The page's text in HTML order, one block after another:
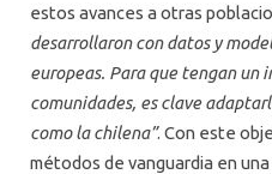
estos avances a otras
desarrollaron con datos y
europeas. Para que tengan un
comunidades, es clave
como la chilena”. Con este
métodos de vanguardia en